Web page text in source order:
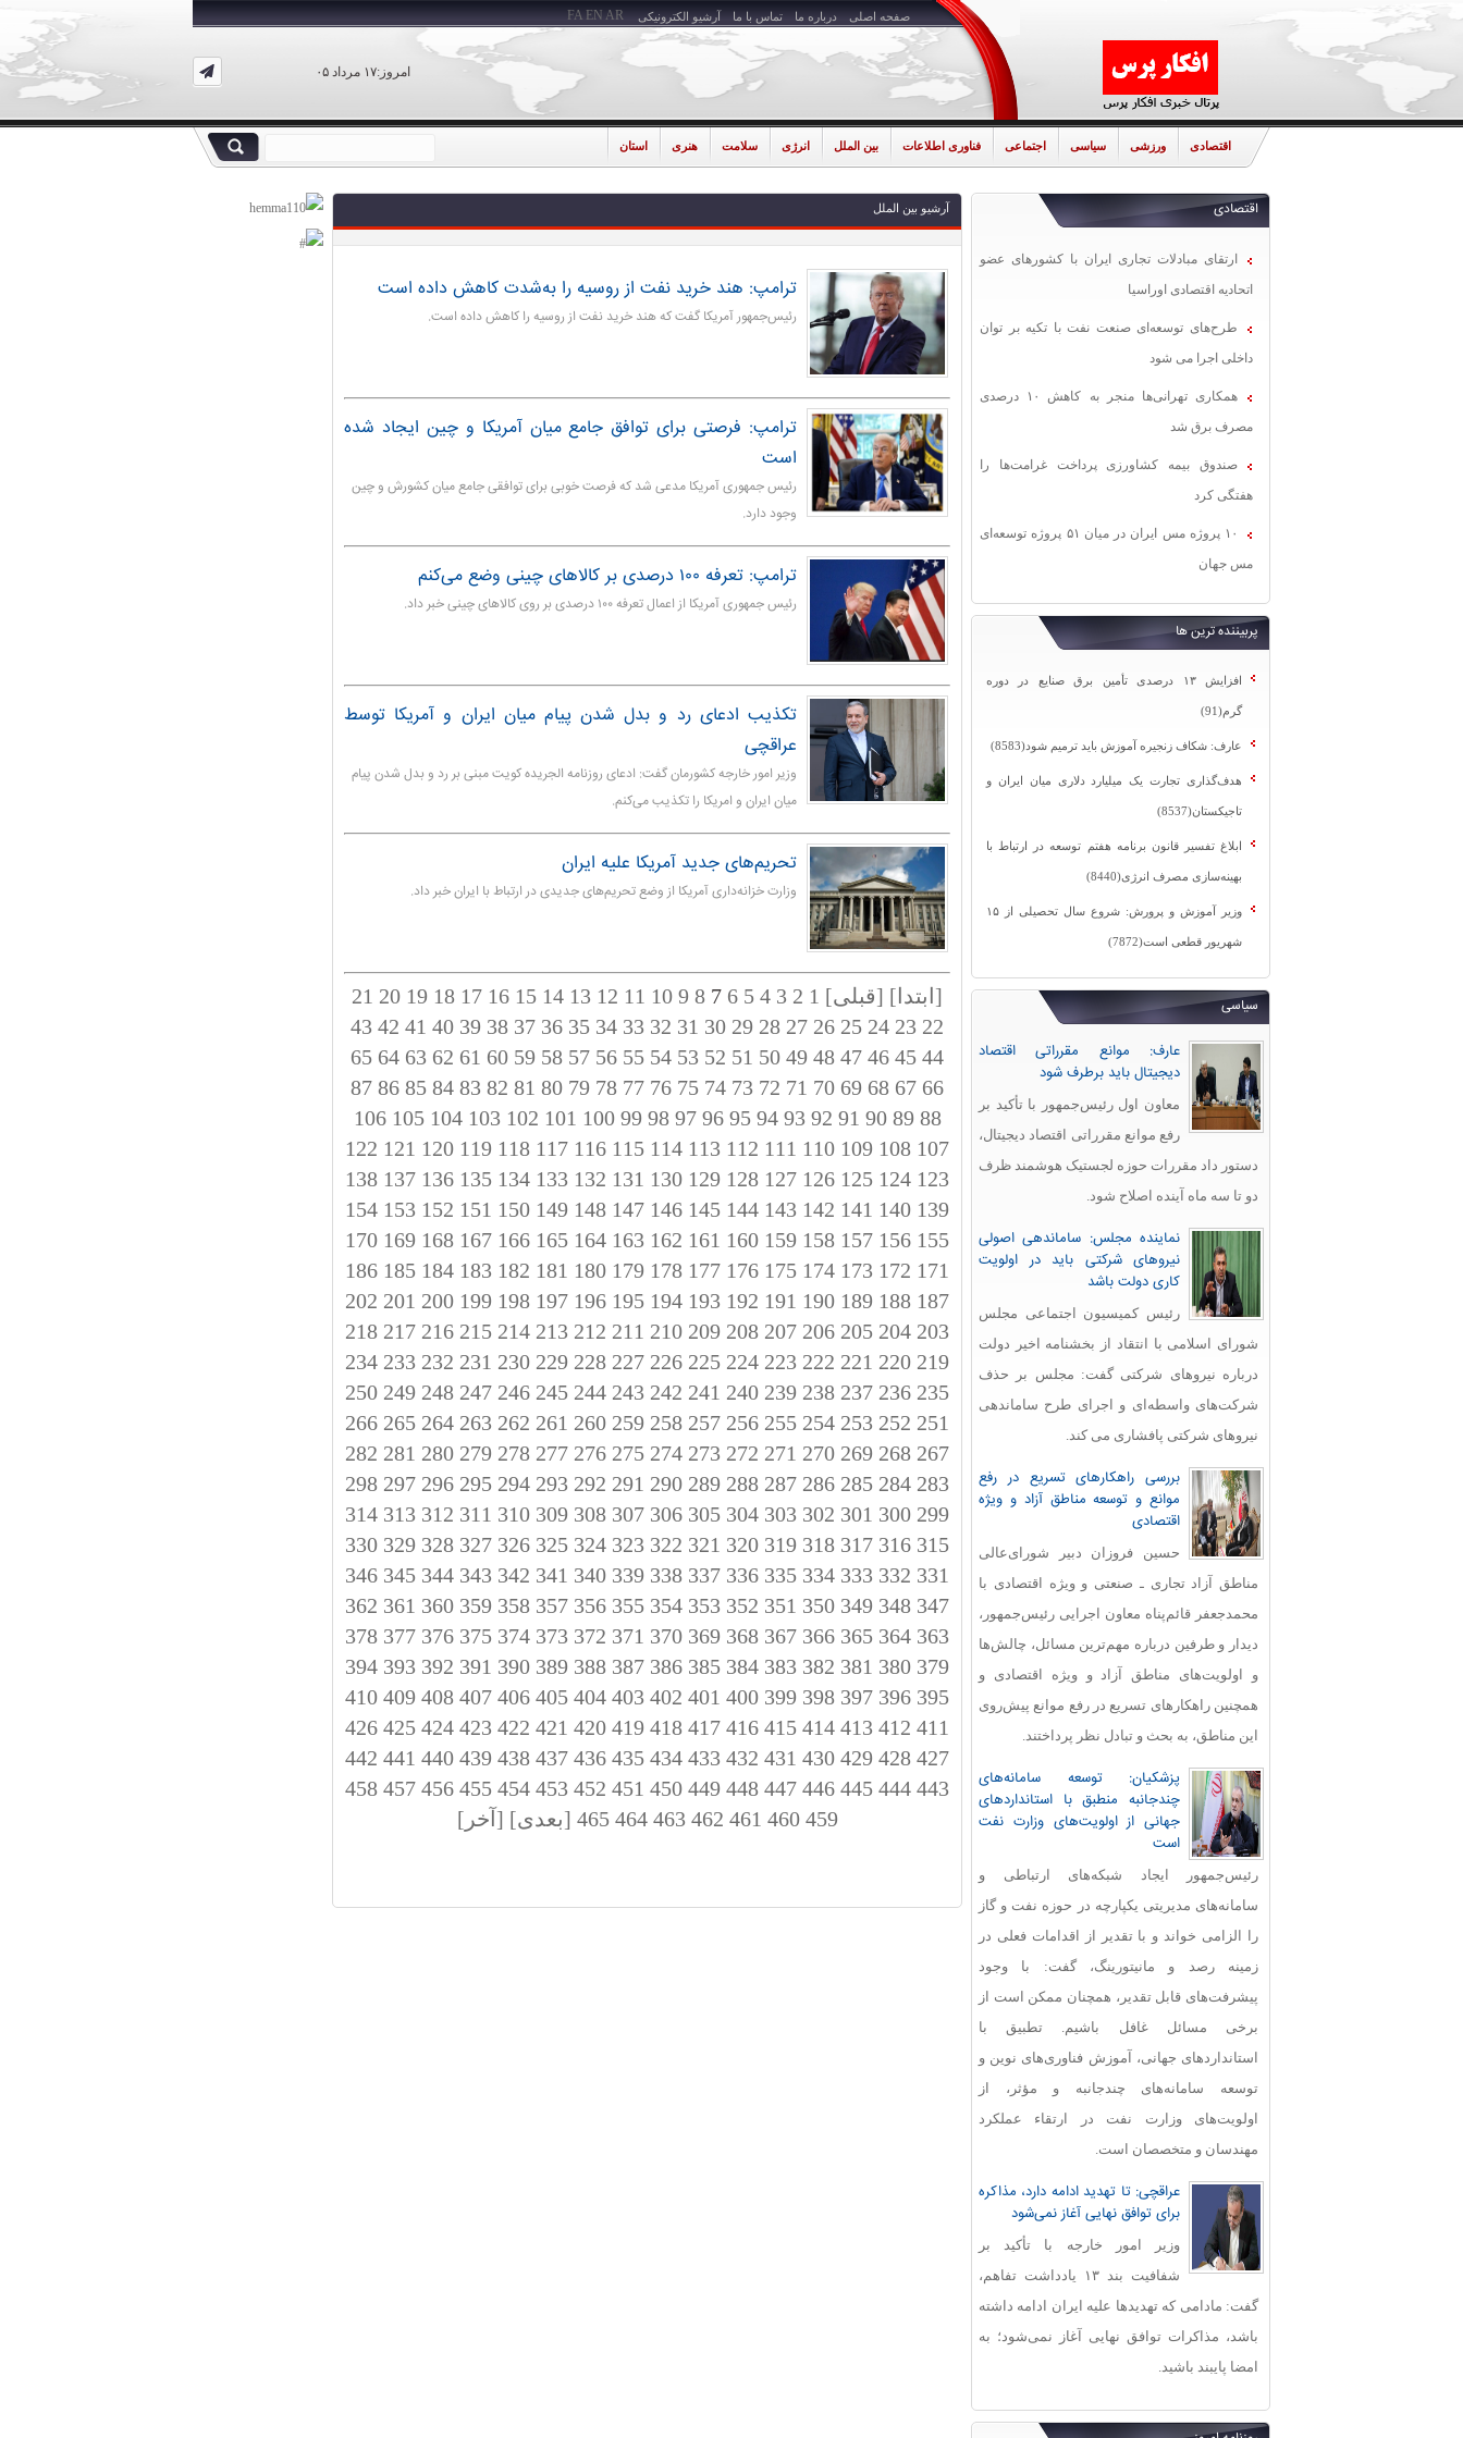
صفحه اصلی درباره ما تماس با ما آرشیو الکترونیکی
امروز:۱۷ مرداد ۰۵
FA EN AR
اقتصادی ورزشی سیاسی اجتماعی فناوری اطلاعات بین الملل انرژی سلامت هنری استان
اقتصادی
ارتقای مبادلات تجاری ایران با کشورهای عضو
اتحادیه اقتصادی اوراسیا
طرح‌های توسعه‌ای صنعت نفت با تکیه بر توان
داخلی اجرا می شود
همکاری تهرانی‌ها منجر به کاهش ۱۰ درصدی
مصرف برق شد
صندوق بیمه کشاورزی پرداخت غرامت‌ها را
هفتگی کرد
۱۰ پروژه مس ایران در میان ۵۱ پروژه توسعه‌ای
مس جهان
پربیننده ترین ها
افزایش ۱۳ درصدی تأمین برق صنایع در دوره
گرم(91)
عارف: شکاف زنجیره آموزش باید ترمیم شود(8583)
هدف‌گذاری تجارت یک میلیارد دلاری میان ایران و
تاجیکستان(8537)
ابلاغ تفسیر قانون برنامه هفتم توسعه در ارتباط با
بهینه‌سازی مصرف انرژی(8440)
وزیر آموزش و پرورش: شروع سال تحصیلی از ۱۵
شهریور قطعی است(7872)
سیاسی
عارف: موانع مقرراتی اقتصاد
دیجیتال باید برطرف شود
معاون اول رئیس‌جمهور با تأکید بر
رفع موانع مقرراتی اقتصاد دیجیتال،
دستور داد مقررات حوزه لجستیک هوشمند ظرف
دو تا سه ماه آینده اصلاح شود.
نماینده مجلس: ساماندهی اصولی
نیروهای شرکتی باید در اولویت
کاری دولت باشد
رئیس کمیسیون اجتماعی مجلس
شورای اسلامی با انتقاد از بخشنامه اخیر دولت
درباره نیروهای شرکتی گفت: مجلس بر حذف
شرکت‌های واسطه‌ای و اجرای طرح ساماندهی
نیروهای شرکتی پافشاری می کند.
بررسی راهکارهای تسریع در رفع
موانع و توسعه مناطق آزاد و ویژه
اقتصادی
حسین فروزان دبیر شورای‌عالی
مناطق آزاد تجاری ـ صنعتی و ویژه اقتصادی با
محمدجعفر قائم‌پناه معاون اجرایی رئیس‌جمهور،
دیدار و طرفین درباره مهم‌ترین مسائل، چالش‌ها
و اولویت‌های مناطق آزاد و ویژه اقتصادی و
همچنین راهکارهای تسریع در رفع موانع پیش‌روی
این مناطق، به بحث و تبادل نظر پرداختند.
پزشکیان: توسعه سامانه‌های
چندجانبه منطبق با استانداردهای
جهانی از اولویت‌های وزارت نفت
است
رئیس‌جمهور ایجاد شبکه‌های ارتباطی و
سامانه‌های مدیریتی یکپارچه در حوزه نفت و گاز
را الزامی خواند و با تقدیر از اقدامات فعلی در
زمینه رصد و مانیتورینگ، گفت: با وجود
پیشرفت‌های قابل‌ تقدیر، همچنان ممکن است از
برخی مسائل غافل باشیم. تطبیق با
استانداردهای جهانی، آموزش فناوری‌های نوین و
توسعه سامانه‌های چندجانبه و مؤثر، از
اولویت‌های وزارت نفت در ارتقاء عملکرد
مهندسان و متخصصان است.
عراقچی: تا تهدید ادامه دارد، مذاکره
برای توافق نهایی آغاز نمی‌شود
وزیر امور خارجه با تأکید بر
شفافیت بند ۱۳ یادداشت تفاهم،
گفت: مادامی که تهدیدها علیه ایران ادامه داشته
باشد، مذاکرات توافق نهایی آغاز نمی‌شود؛ به
امضا پایبند باشید.
آرشیو بین الملل
ترامپ: هند خرید نفت از روسیه را به‌شدت کاهش داده است
رئیس‌جمهور آمریکا گفت که هند خرید نفت از روسیه را کاهش داده است.
ترامپ: فرصتی برای توافق جامع میان آمریکا و چین ایجاد شده
است
رئیس جمهوری آمریکا مدعی شد که فرصت خوبی برای توافقی جامع میان کشورش و چین
وجود دارد.
ترامپ: تعرفه ۱۰۰ درصدی بر کالاهای چینی وضع می‌کنم
رئیس جمهوری آمریکا از اعمال تعرفه ۱۰۰ درصدی بر روی کالاهای چینی خبر داد.
تکذیب ادعای رد و بدل شدن پیام میان ایران و آمریکا توسط
عراقچی
وزیر امور خارجه کشورمان گفت: ادعای روزنامه الجریده کویت مبنی بر رد و بدل شدن پیام
میان ایران و امریکا را تکذیب می‌کنم.
تحریم‌های جدید آمریکا علیه ایران
وزارت خزانه‌داری آمریکا از وضع تحریم‌های جدیدی در ارتباط با ایران خبر داد.
[ابتدا] [قبلی] 1
2
3
4
5
6
8
9
10
11
12
13
14
15
16
17
18
19
20
21
22
23
24
25
26
27
28
29
30
31
32
33
34
35
36
37
38
39
40
41
42
43
44
45
46
47
48
49
50
51
52
53
54
55
56
57
58
59
60
61
62
63
64
65
66
67
68
69
70
71
72
73
74
75
76
77
78
79
80
81
82
83
84
85
86
87
88
89
90
91
92
93
94
95
96
97
98
99
100
101
102
103
104
105
106
107
108
109
110
111
112
113
114
115
116
117
118
119
120
121
122
123
124
125
126
127
128
129
130
131
132
133
134
135
136
137
138
139
140
141
142
143
144
145
146
147
148
149
150
151
152
153
154
155
156
157
158
159
160
161
162
163
164
165
166
167
168
169
170
171
172
173
174
175
176
177
178
179
180
181
182
183
184
185
186
187
188
189
190
191
192
193
194
195
196
197
198
199
200
201
202
203
204
205
206
207
208
209
210
211
212
213
214
215
216
217
218
219
220
221
222
223
224
225
226
227
228
229
230
231
232
233
234
235
236
237
238
239
240
241
242
243
244
245
246
247
248
249
250
251
252
253
254
255
256
257
258
259
260
261
262
263
264
265
266
267
268
269
270
271
272
273
274
275
276
277
278
279
280
281
282
283
284
285
286
287
288
289
290
291
292
293
294
295
296
297
298
299
300
301
302
303
304
305
306
307
308
309
310
311
312
313
314
315
316
317
318
319
320
321
322
323
324
325
326
327
328
329
330
331
332
333
334
335
336
337
338
339
340
341
342
343
344
345
346
347
348
349
350
351
352
353
354
355
356
357
358
359
360
361
362
363
364
365
366
367
368
369
370
371
372
373
374
375
376
377
378
379
380
381
382
383
384
385
386
387
388
389
390
391
392
393
394
395
396
397
398
399
400
401
402
403
404
405
406
407
408
409
410
411
412
413
414
415
416
417
418
419
420
421
422
423
424
425
426
427
428
429
430
431
432
433
434
435
436
437
438
439
440
441
442
443
444
445
446
447
448
449
450
451
452
453
454
455
456
457
458
459
460
461
462
463
464
465 [بعدی] [آخر]